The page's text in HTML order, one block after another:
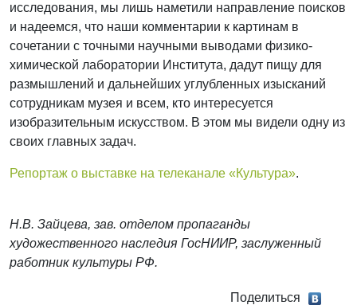
исследования, мы лишь наметили направление поисков
и надеемся, что наши комментарии к картинам в
сочетании с точными научными выводами физико-
химической лаборатории Института, дадут пищу для
размышлений и дальнейших углубленных изысканий
сотрудникам музея и всем, кто интересуется
изобразительным искусством. В этом мы видели одну из
своих главных задач.
Репортаж о выставке на телеканале «Культура».
Н.В. Зайцева, зав. отделом пропаганды
художественного наследия ГосНИИР, заслуженный
работник культуры РФ.
Поделиться